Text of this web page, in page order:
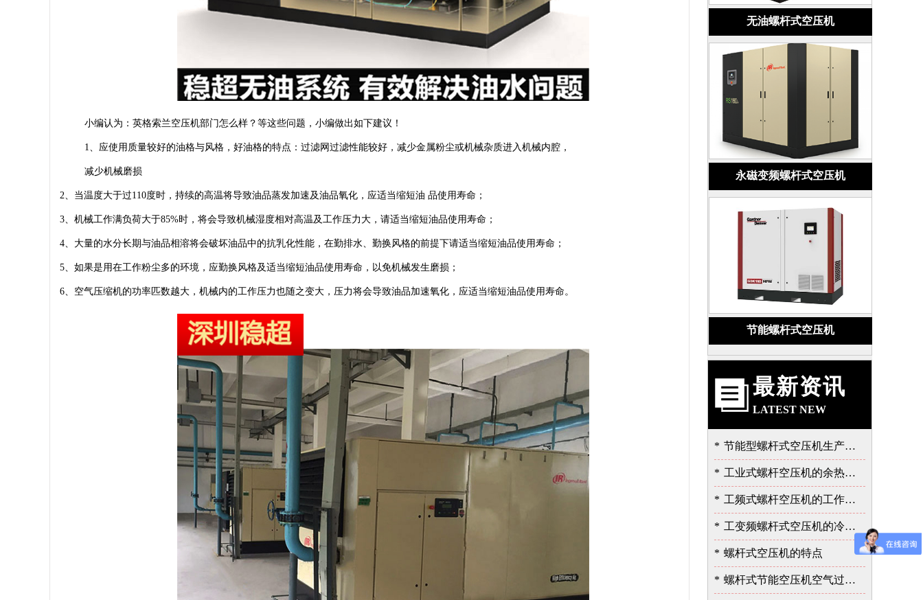
小编认为：英格索兰空压机部门怎么样？等这些问题，小编做出如下建议！
1、应使用质量较好的油格与风格，好油格的特点：过滤网过滤性能较好，减少金属粉尘或机械杂质进入机械内腔，
减少机械磨损
2、当温度大于过110度时，持续的高温将导致油品蒸发加速及油品氧化，应适当缩短油 品使用寿命；
3、机械工作满负荷大于85%时，将会导致机械湿度相对高温及工作压力大，请适当缩短油品使用寿命；
4、大量的水分长期与油品相溶将会破坏油品中的抗乳化性能，在勤排水、勤换风格的前提下请适当缩短油品使用寿命；
5、如果是用在工作粉尘多的环境，应勤换风格及适当缩短油品使用寿命，以免机械发生磨损；
6、空气压缩机的功率匹数越大，机械内的工作压力也随之变大，压力将会导致油品加速氧化，应适当缩短油品使用寿命。
无油螺杆式空压机
永磁变频螺杆式空压机
节能螺杆式空压机
最新资讯
LATEST NEW
* 节能型螺杆式空压机生产厂告诉我的泄露故障的严重性
* 工业式螺杆空压机的余热的价值
* 工频式螺杆空压机的工作过程
* 工变频螺杆式空压机的冷却与润滑系统
* 螺杆式空压机的特点
* 螺杆式节能空压机空气过滤器的保养